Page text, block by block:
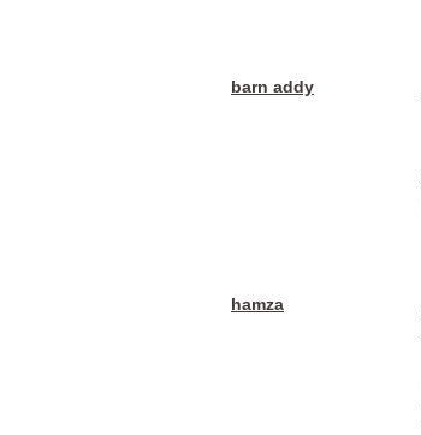
barn addy
hamza